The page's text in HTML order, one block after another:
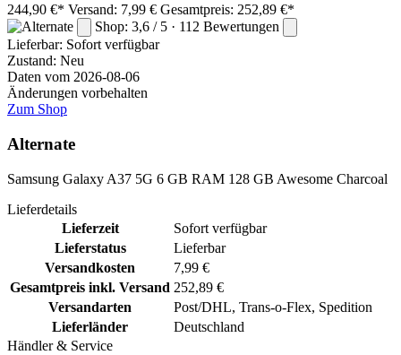
244,90 €* Versand: 7,99 € Gesamtpreis: 252,89 €*
Shop: 3,6 / 5 · 112 Bewertungen
Lieferbar: Sofort verfügbar
Zustand: Neu
Daten vom 2026-08-06
Änderungen vorbehalten
Zum Shop
Alternate
Samsung Galaxy A37 5G 6 GB RAM 128 GB Awesome Charcoal
Lieferdetails
Lieferzeit
Sofort verfügbar
Lieferstatus
Lieferbar
Versandkosten
7,99 €
Gesamtpreis inkl. Versand 252,89 €
Versandarten
Post/DHL, Trans-o-Flex, Spedition
Lieferländer
Deutschland
Händler & Service